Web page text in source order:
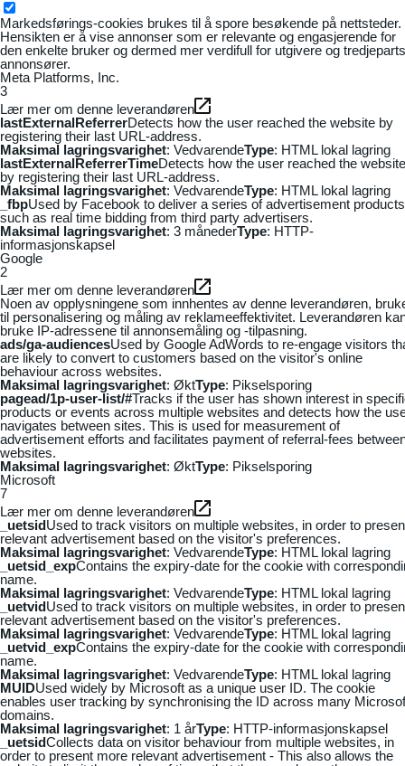
Markedsførings-cookies brukes til å spore besøkende på nettsteder.
Hensikten er å vise annonser som er relevante og engasjerende for
den enkelte bruker og dermed mer verdifull for utgivere og tredjeparts
annonsører.
Meta Platforms, Inc.
3
Lær mer om denne leverandøren
lastExternalReferrerDetects how the user reached the website by
registering their last URL-address.
Maksimal lagringsvarighet: VedvarendeType: HTML lokal lagring
lastExternalReferrerTimeDetects how the user reached the website
by registering their last URL-address.
Maksimal lagringsvarighet: VedvarendeType: HTML lokal lagring
_fbpUsed by Facebook to deliver a series of advertisement products
such as real time bidding from third party advertisers.
Maksimal lagringsvarighet: 3 månederType: HTTP-
informasjonskapsel
Google
2
Lær mer om denne leverandøren
Noen av opplysningene som innhentes av denne leverandøren,
til personalisering og måling av reklameeffektivitet. Leverandøren
bruke IP-adressene til annonsemåling og -tilpasning.
ads/ga-audiencesUsed by Google AdWords to re-engage visitors
are likely to convert to customers based on the visitor's online
behaviour across websites.
Maksimal lagringsvarighet: ØktType: Pikselsporing
pagead/1p-user-list/#Tracks if the user has shown interest in
products or events across multiple websites and detects how the
navigates between sites. This is used for measurement of
advertisement efforts and facilitates payment of referral-fees
websites.
Maksimal lagringsvarighet: ØktType: Pikselsporing
Microsoft
7
Lær mer om denne leverandøren
_uetsidUsed to track visitors on multiple websites, in order to
relevant advertisement based on the visitor's preferences.
Maksimal lagringsvarighet: VedvarendeType: HTML lokal lagring
_uetsid_expContains the expiry-date for the cookie with
name.
Maksimal lagringsvarighet: VedvarendeType: HTML lokal lagring
_uetvidUsed to track visitors on multiple websites, in order to
relevant advertisement based on the visitor's preferences.
Maksimal lagringsvarighet: VedvarendeType: HTML lokal lagring
_uetvid_expContains the expiry-date for the cookie with
name.
Maksimal lagringsvarighet: VedvarendeType: HTML lokal lagring
MUIDUsed widely by Microsoft as a unique user ID. The cookie
enables user tracking by synchronising the ID across many
domains.
Maksimal lagringsvarighet: 1 årType: HTTP-informasjonskapsel
_uetsidCollects data on visitor behaviour from multiple websites, in
order to present more relevant advertisement - This also allows the